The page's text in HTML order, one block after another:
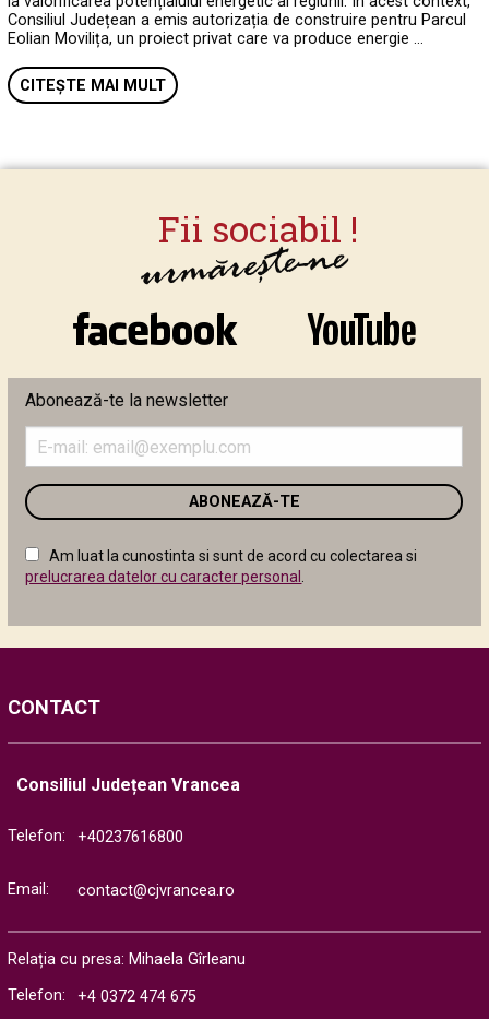
Consiliul Județean a emis autorizația de construire pentru Parcul
Eolian Movilița, un proiect privat care va produce energie …
CITEȘTE MAI MULT
Abonează-te la newsletter
adresa
email
în
următor
Am luat la cunostinta si sunt de acord cu colectarea si
prelucrarea datelor cu caracter personal
CONTACT
Consiliul Județean Vrancea
Telefon: +40237616800
Email: contact@cjvrancea.ro
Relația cu presa: Mihaela Gîrleanu
Telefon:
+4 0372 474 675